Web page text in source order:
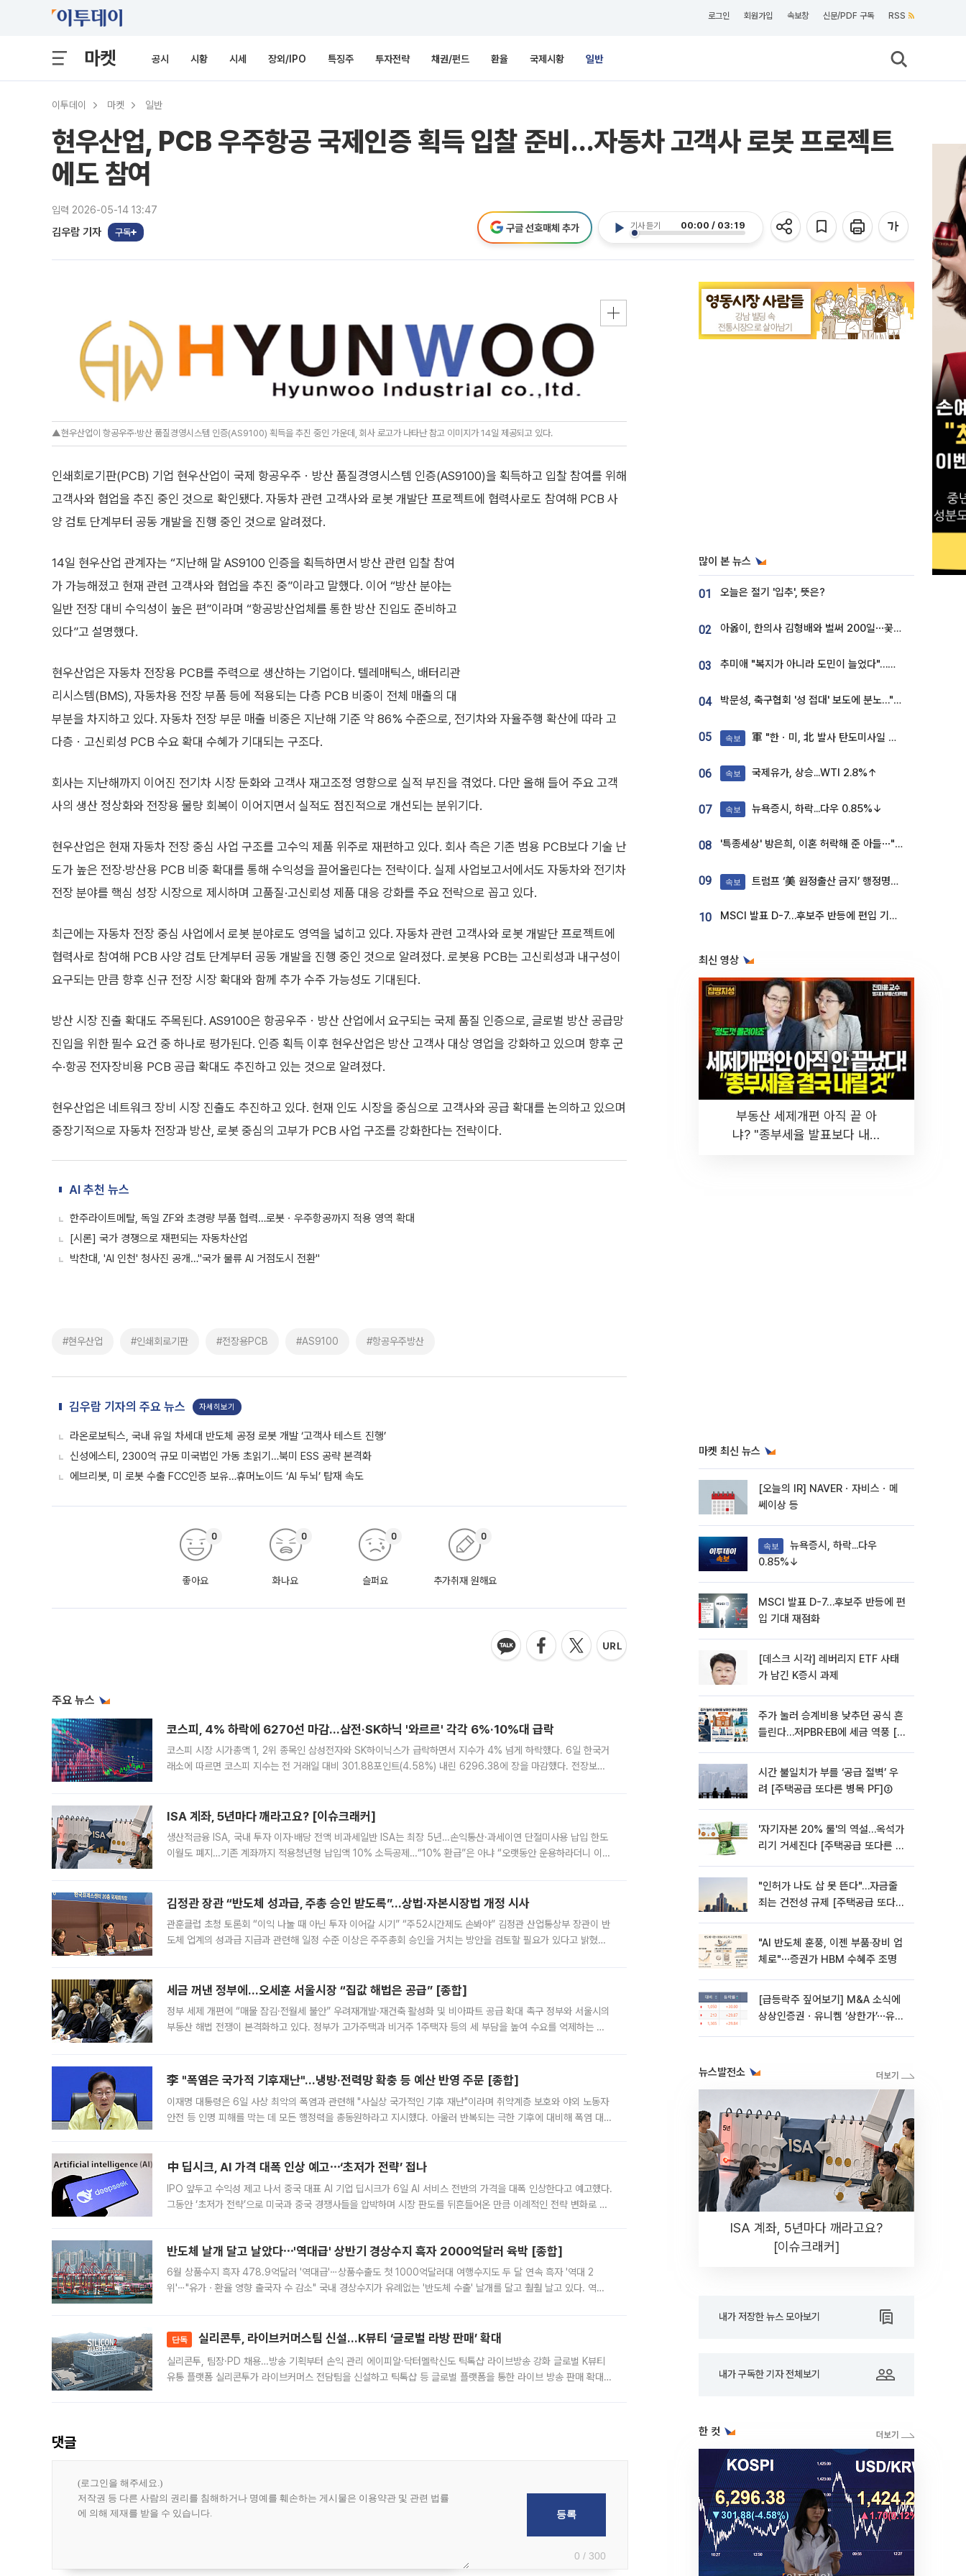
로그인 회원가입 속보창 신문/PDF 구독 RSS
마켓 공시 시황 시세 장외/IPO 특징주 투자전략 채권/펀드 환율 국제시황 일반
이투데이 마켓 일반
현우산업, PCB 우주항공 국제인증 획득 입찰 준비…자동차 고객사 로봇 프로젝트
에도 참여
입력 2026-05-14 13:47
김우람 기자 구독
기사 듣기 00:00 / 03:19
구글 선호매체 추가
▲현우산업이 항공우주·방산 품질경영시스템 인증(AS9100) 획득을 추진 중인 가운데, 회사 로고가 나타난 참고 이미지가 14일 제공되고 있다.
인쇄회로기판(PCB) 기업 현우산업이 국제 항공우주ㆍ방산 품질경영시스템 인증(AS9100)을 획득하고 입찰 참여를 위해
고객사와 협업을 추진 중인 것으로 확인됐다. 자동차 관련 고객사와 로봇 개발단 프로젝트에 협력사로도 참여해 PCB 사
양 검토 단계부터 공동 개발을 진행 중인 것으로 알려졌다.
14일 현우산업 관계자는 “지난해 말 AS9100 인증을 획득하면서 방산 관련 입찰 참여
가 가능해졌고 현재 관련 고객사와 협업을 추진 중”이라고 말했다. 이어 “방산 분야는
일반 전장 대비 수익성이 높은 편”이라며 “항공방산업체를 통한 방산 진입도 준비하고
있다”고 설명했다.
현우산업은 자동차 전장용 PCB를 주력으로 생산하는 기업이다. 텔레매틱스, 배터리관
리시스템(BMS), 자동차용 전장 부품 등에 적용되는 다층 PCB 비중이 전체 매출의 대
부분을 차지하고 있다. 자동차 전장 부문 매출 비중은 지난해 기준 약 86% 수준으로, 전기차와 자율주행 확산에 따라 고
다층ㆍ고신뢰성 PCB 수요 확대 수혜가 기대되는 구조다.
회사는 지난해까지 이어진 전기차 시장 둔화와 고객사 재고조정 영향으로 실적 부진을 겪었다. 다만 올해 들어 주요 고객
사의 생산 정상화와 전장용 물량 회복이 이어지면서 실적도 점진적으로 개선되는 분위기다.
현우산업은 현재 자동차 전장 중심 사업 구조를 고수익 제품 위주로 재편하고 있다. 회사 측은 기존 범용 PCB보다 기술 난
도가 높은 전장·방산용 PCB 비중 확대를 통해 수익성을 끌어올린다는 전략이다. 실제 사업보고서에서도 자동차와 전기차
전장 분야를 핵심 성장 시장으로 제시하며 고품질·고신뢰성 제품 대응 강화를 주요 전략으로 꼽고 있다.
최근에는 자동차 전장 중심 사업에서 로봇 분야로도 영역을 넓히고 있다. 자동차 관련 고객사와 로봇 개발단 프로젝트에
협력사로 참여해 PCB 사양 검토 단계부터 공동 개발을 진행 중인 것으로 알려졌다. 로봇용 PCB는 고신뢰성과 내구성이
요구되는 만큼 향후 신규 전장 시장 확대와 함께 추가 수주 가능성도 기대된다.
방산 시장 진출 확대도 주목된다. AS9100은 항공우주ㆍ방산 산업에서 요구되는 국제 품질 인증으로, 글로벌 방산 공급망
진입을 위한 필수 요건 중 하나로 평가된다. 인증 획득 이후 현우산업은 방산 고객사 대상 영업을 강화하고 있으며 향후 군
수·항공 전자장비용 PCB 공급 확대도 추진하고 있는 것으로 알려졌다.
현우산업은 네트워크 장비 시장 진출도 추진하고 있다. 현재 인도 시장을 중심으로 고객사와 공급 확대를 논의하고 있으며
중장기적으로 자동차 전장과 방산, 로봇 중심의 고부가 PCB 사업 구조를 강화한다는 전략이다.
AI 추천 뉴스
한주라이트메탈, 독일 ZF와 초경량 부품 협력…로봇ㆍ우주항공까지 적용 영역 확대
[시론] 국가 경쟁으로 재편되는 자동차산업
박찬대, 'AI 인천' 청사진 공개…"국가 물류 AI 거점도시 전환"
#현우산업 #인쇄회로기판 #전장용PCB #AS9100 #항공우주방산
김우람 기자의 주요 뉴스 자세히보기
라온로보틱스, 국내 유일 차세대 반도체 공정 로봇 개발 ‘고객사 테스트 진행’
신성에스티, 2300억 규모 미국법인 가동 초읽기…북미 ESS 공략 본격화
에브리봇, 미 로봇 수출 FCC인증 보유…휴머노이드 ‘AI 두뇌’ 탑재 속도
좋아요
0
화나요
0
슬퍼요
0
추가취재 원해요
0
주요 뉴스
코스피, 4% 하락에 6270선 마감…삼전·SK하닉 '와르르' 각각 6%·10%대 급락
코스피 시장 시가총액 1, 2위 종목인 삼성전자와 SK하이닉스가 급락하면서 지수가 4% 넘게 하락했다. 6일 한국거
래소에 따르면 코스피 지수는 전 거래일 대비 301.88포인트(4.58%) 내린 6296.38에 장을 마감했다. 전장보다
ISA 계좌, 5년마다 깨라고요? [이슈크래커]
생산적금융 ISA, 국내 투자 이자·배당 전액 비과세일반 ISA는 최장 5년…손익통산·과세이연 단절미사용 납입 한도
이월도 폐지…기존 계좌까지 적용청년형 납입액 10% 소득공제…“10% 환급”은 아냐 “오랫동안 운용하라더니 이제
김정관 장관 “반도체 성과급, 주총 승인 받도록”…상법·자본시장법 개정 시사
관훈클럽 초청 토론회 “이익 나눌 때 아닌 투자 이어갈 시기” “주52시간제도 손봐야” 김정관 산업통상부 장관이 반
도체 업계의 성과급 지급과 관련해 일정 수준 이상은 주주총회 승인을 거치는 방안을 검토할 필요가 있다고 밝혔다.
세금 꺼낸 정부에…오세훈 서울시장 “집값 해법은 공급” [종합]
정부 세제 개편에 “매물 잠김·전월세 불안” 우려재개발·재건축 활성화 및 비아파트 공급 확대 촉구 정부와 서울시의
부동산 해법 전쟁이 본격화하고 있다. 정부가 고가주택과 비거주 1주택자 등의 세 부담을 높여 수요를 억제하는 카
李 "폭염은 국가적 기후재난"…냉방·전력망 확충 등 예산 반영 주문 [종합]
이재명 대통령은 6일 사상 최악의 폭염과 관련해 "사실상 국가적인 기후 재난"이라며 취약계층 보호와 야외 노동자
안전 등 인명 피해를 막는 데 모든 행정력을 총동원하라고 지시했다. 아울러 반복되는 극한 기후에 대비해 폭염 대응
中 딥시크, AI 가격 대폭 인상 예고⋯‘초저가 전략’ 접나
IPO 앞두고 수익성 제고 나서 중국 대표 AI 기업 딥시크가 6일 AI 서비스 전반의 가격을 대폭 인상한다고 예고했다.
그동안 ‘초저가 전략’으로 미국과 중국 경쟁사들을 압박하며 시장 판도를 뒤흔들어온 만큼 이례적인 전략 변화로 평
반도체 날개 달고 날았다⋯'역대급' 상반기 경상수지 흑자 2000억달러 육박 [종합]
6월 상품수지 흑자 478.9억달러 '역대급'⋯상품수출도 첫 1000억달러대 여행수지도 두 달 연속 흑자 '역대 2
위'⋯"유가ㆍ환율 영향 출국자 수 감소" 국내 경상수지가 유례없는 '반도체 수출' 날개를 달고 훨훨 날고 있다. 역대
단독 실리콘투, 라이브커머스팀 신설…K뷰티 ‘글로벌 라방 판매’ 확대
실리콘투, 팀장·PD 채용…방송 기획부터 손익 관리 에이피알·닥터멜락신도 틱톡샵 라이브방송 강화 글로벌 K뷰티
유통 플랫폼 실리콘투가 라이브커머스 전담팀을 신설하고 틱톡샵 등 글로벌 플랫폼을 통한 라이브 방송 판매 확대에
댓글
0 / 300
많이 본 뉴스
01 오늘은 절기 '입추', 뜻은?
02 아옳이, 한의사 김형배와 벌써 200일⋯꽃다발 들고 "프러포즈 아냐"
03 추미애 "복지가 아니라 도민이 늘었다"…재정난 책임론 정면돌파
04 박문성, 축구협회 '성 접대' 보도에 분노…"다 말아먹으려고 작정했나"
05 속보 軍 "한ㆍ미, 北 발사 탄도미사일 제원 정밀분석 중"
06 속보 국제유가, 상승...WTI 2.8%↑
07 속보 뉴욕증시, 하락...다우 0.85%↓
08 '특종세상' 방은희, 이혼 허락해 준 아들⋯"너무 잘 커줬다" 오열
09 속보 트럼프 ‘美 원정출산 금지’ 행정명령 서명
10 MSCI 발표 D-7…후보주 반등에 편입 기대 재점화
최신 영상
부동산 세제개편 아직 끝 아
냐? "종부세율 발표보다 내릴
마켓 최신 뉴스
[오늘의 IR] NAVERㆍ자비스ㆍ메
쎄이상 등
속보
0.85%↓
MSCI 발표 D-7…후보주 반등에 편
입 기대 재점화
[데스크 시각] 레버리지 ETF 사태
가 남긴 K증시 과제
주가 눌러 승계비용 낮추던 공식 흔
들린다…저PBR·EB에 세금 역풍 [기
시간 불일치가 부를 ‘공급 절벽’ 우
려 [주택공급 또다른 병목 PF]③
'자기자본 20% 룰'의 역설…옥석가
리기 거세진다 [주택공급 또다른 병
"인허가 나도 삽 못 뜬다"…자금줄
죄는 건전성 규제 [주택공급 또다른
"AI 반도체 훈풍, 이젠 부품·장비 업
체로"⋯증권가 HBM 수혜주 조명
[급등락주 짚어보기] M&A 소식에
상상인증권ㆍ유니켐 ‘상한가’⋯유증
뉴스발전소
ISA 계좌, 5년마다 깨라고요?
[이슈크래커]
내가 저장한 뉴스 모아보기
내가 구독한 기자 전체보기
한 컷